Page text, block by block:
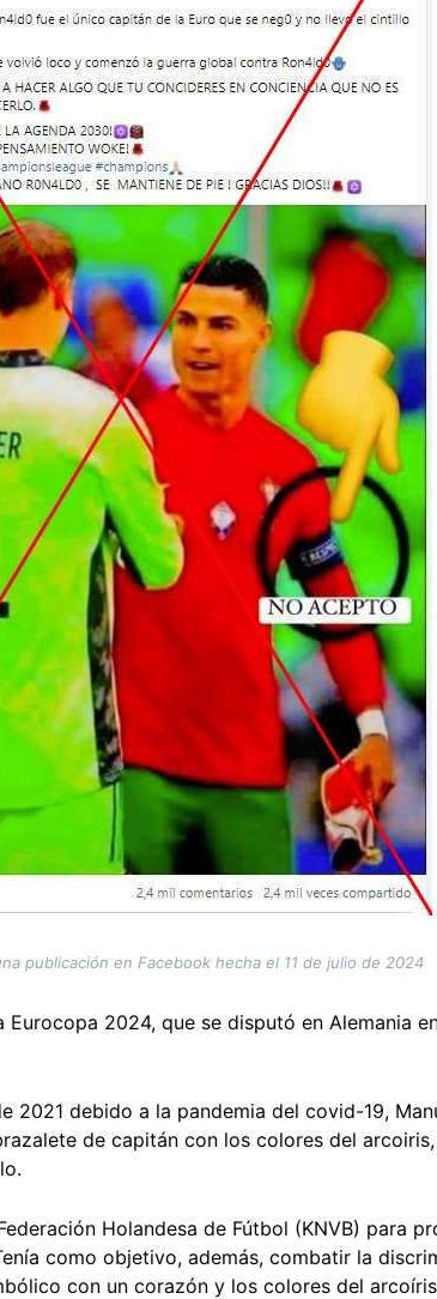
publicación en Facebook hecha el 11 de julio de 2024
2024, que se disputó en Alemania
2021 debido a la pandemia del covid-19,
de capitán con los colores del
Holandesa de Fútbol (KNVB) para
como objetivo, además, combatir la
con un corazón y los colores del